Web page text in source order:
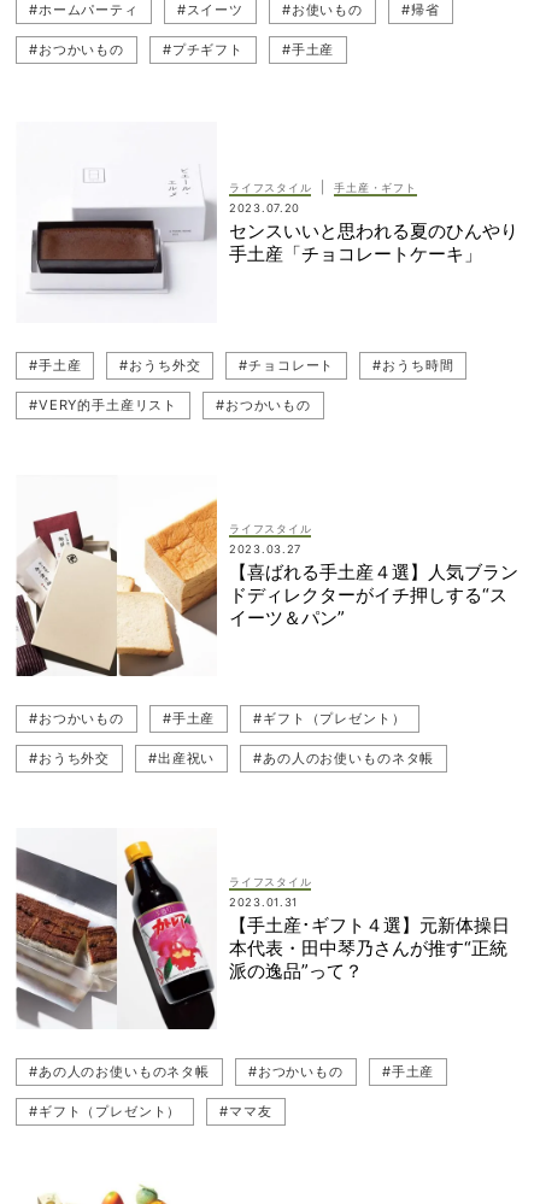
#ホームパーティ #スイーツ #お使いもの #帰省
#おつかいもの #プチギフト #手土産
ライフスタイル
手土産・ギフト
2023.07.20
センスいいと思われる夏のひんやり
手土産「チョコレートケーキ」
#手土産 #おうち外交 #チョコレート #おうち時間
#VERY的手土産リスト #おつかいもの
ライフスタイル
2023.03.27
【喜ばれる手土産４選】人気ブラン
ドディレクターがイチ押しする“ス
イーツ＆パン”
#おつかいもの #手土産 #ギフト（プレゼント）
#おうち外交 #出産祝い #あの人のお使いものネタ帳
ライフスタイル
2023.01.31
【手土産･ギフト４選】元新体操日
本代表・田中琴乃さんが推す“正統
派の逸品”って？
#あの人のお使いものネタ帳 #おつかいもの #手土産
#ギフト（プレゼント） #ママ友